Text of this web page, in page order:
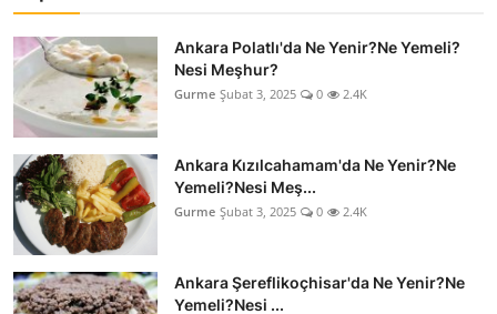
Ankara Polatlı'da Ne Yenir?Ne Yemeli?
Nesi Meşhur?
Gurme Şubat 3, 2025 0 2.4K
Ankara Kızılcahamam'da Ne Yenir?Ne
Yemeli?Nesi Meş...
Gurme Şubat 3, 2025 0 2.4K
Ankara Şereflikoçhisar'da Ne Yenir?Ne
Yemeli?Nesi ...